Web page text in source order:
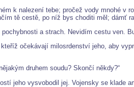
k nalezení tebe; pročež vody mnohé v
tě cestě, po níž bys choditi měl; dámť
a strach. Nevidím cestu ven.
očekávají milosrdenství jeho, aby
druhem soudu? Skončí někdy?“
jeho vysvobodil jej. Vojensky se